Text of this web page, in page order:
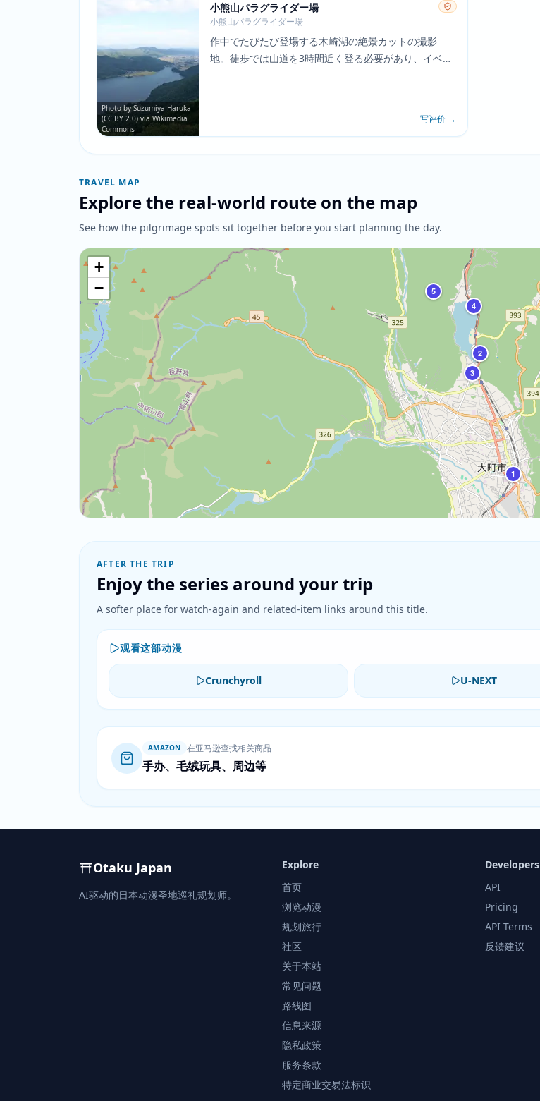
Photo by Suzumiya Haruka
(CC BY 2.0) via Wikimedia
Commons
小熊山パラグライダー場
小熊山パラグライダー場
作中でたびたび登場する木崎湖の絶景カットの撮影
地。徒歩では山道を3時間近く登る必要があり、イベン
写评价 →
TRAVEL MAP
Explore the real-world route on the map
See how the pilgrimage spots sit together before you start planning the day.
1
2
3
4
5
+
−
AFTER THE TRIP
Enjoy the series around your trip
A softer place for watch-again and related-item links around this title.
观看这部动漫
Crunchyroll U-NEXT
AMAZON 在亚马逊查找相关商品
手办、毛绒玩具、周边等
Otaku Japan
AI驱动的日本动漫圣地巡礼规划师。
Explore
首页
浏览动漫
规划旅行
社区
关于本站
常见问题
路线图
信息来源
隐私政策
服务条款
特定商业交易法标识
Developers
API
Pricing
API Terms
反馈建议